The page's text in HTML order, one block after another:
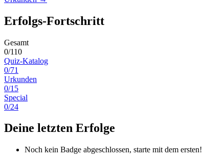
Erfolgs-Fortschritt
Gesamt
0/110
Quiz-Katalog
0/71
Urkunden
0/15
Special
0/24
Deine letzten Erfolge
Noch kein Badge abgeschlossen, starte mit dem ersten!